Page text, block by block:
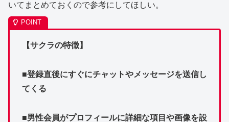
いてまとめておくので参考にしてほしい。
【サクラの特徴】
■登録直後にすぐにチャットやメッセージを送信し
てくる
■男性会員がプロフィールに詳細な項目や画像を設